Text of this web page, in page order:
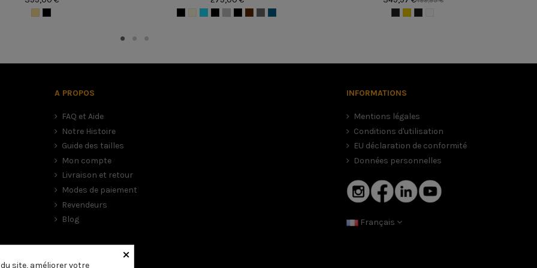
cas nous vous conseillons de choisir la taille la plus petite. Il vaut mieux un casque légèrement trop petit avec un peu
A PROPOS
FAQ et Aide
Notre Histoire
Guide des tailles
Mon compte
Livraison et retour
Modes de paiement
Revendeurs
Blog
INFORMATIONS
Mentions légales
Conditions d'utilisation
EU déclaration de conformité
Données personnelles
Français
×
site, améliorer votre